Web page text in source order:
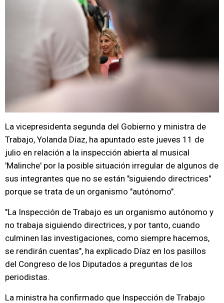
La vicepresidenta segunda del Gobierno y ministra de
Trabajo, Yolanda Díaz, ha apuntado este jueves 11 de
julio en relación a la inspección abierta al musical
'Malinche' por la posible situación irregular de algunos de
sus integrantes que no se están "siguiendo directrices"
porque se trata de un organismo "autónomo".
"La Inspección de Trabajo es un organismo autónomo y
no trabaja siguiendo directrices, y por tanto, cuando
culminen las investigaciones, como siempre hacemos,
se rendirán cuentas", ha explicado Díaz en los pasillos
del Congreso de los Diputados a preguntas de los
periodistas.
La ministra ha confirmado que Inspección de Trabajo